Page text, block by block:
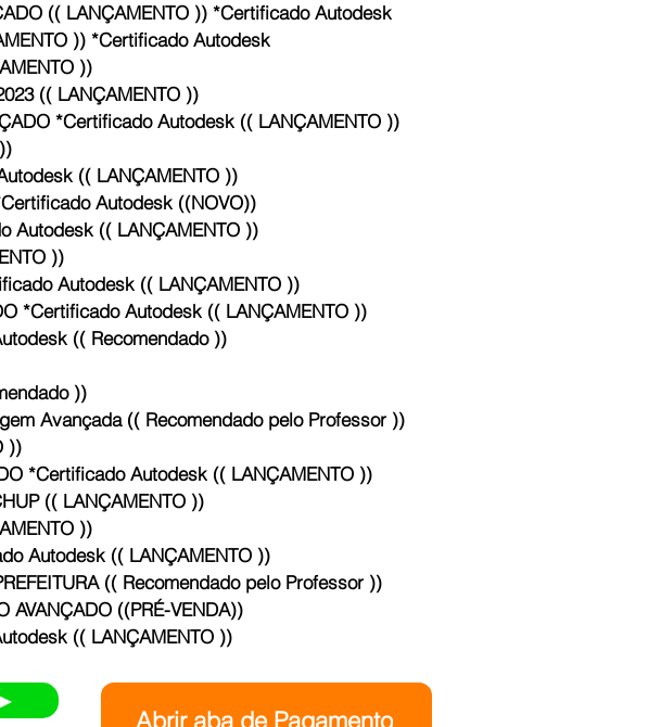
(( LANÇAMENTO )) *Certificado Autodesk
)) *Certificado Autodesk
))
(( LANÇAMENTO ))
*Certificado Autodesk (( LANÇAMENTO ))
(( LANÇAMENTO ))
Autodesk ((NOVO))
Autodesk (( LANÇAMENTO ))
))
2024 - DO BÁSICO AO AVANÇADO UpDate *Certificado Autodesk (( LANÇAMENTO ))
*Certificado Autodesk (( LANÇAMENTO ))
AO AVANÇADO *Certificado Autodesk (( Recomendado ))
))
Avançada (( Recomendado pelo Professor ))
))
CURSO DE AUTOCAD MECÂNICO 2025 - DO BÁSICO AO AVANÇADO *Certificado Autodesk (( LANÇAMENTO ))
(( LANÇAMENTO ))
))
Autodesk (( LANÇAMENTO ))
(( Recomendado pelo Professor ))
AVANÇADO ((PRÉ-VENDA))
AO AVANÇADO *Certificado Autodesk (( LANÇAMENTO ))
Abrir aba de Pagamento